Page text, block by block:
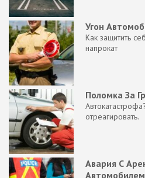
Угон
Как защитить
напрокат
Поломка За
отреагировать.
Авария С
Автомобилем